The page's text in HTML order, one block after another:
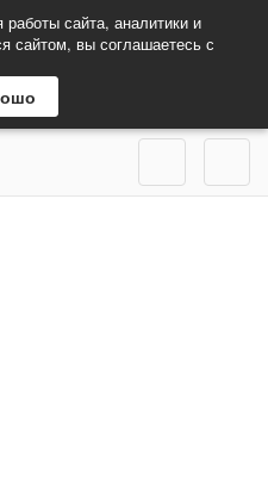
сайта, аналитики и
сайтом, вы соглашаетесь с